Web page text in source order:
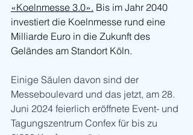
«Koelnmesse 3.0». Bis im Jahr 2040
investiert die Koelnmesse rund eine
Milliarde Euro in die Zukunft des
Geländes am Standort Köln.
Einige Säulen davon sind der
Messeboulevard und das jetzt, am 28.
Juni 2024 feierlich eröffnete Event- und
Tagungszentrum Confex für bis zu